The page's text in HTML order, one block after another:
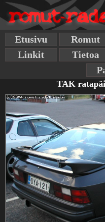
Etusivu Romut
Linkit
Tietoa
TAK